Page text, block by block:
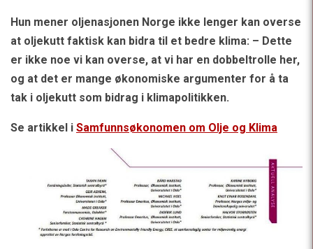
Hun mener oljenasjonen Norge ikke lenger kan overse
at oljekutt faktisk kan bidra til et bedre klima: – Dette
er ikke noe vi kan overse, at vi har en dobbeltrolle her,
og at det er mange økonomiske argumenter for å ta
tak i oljekutt som bidrag i klimapolitikken.
Se artikkel i Samfunnsøkonomen om Olje og Klima